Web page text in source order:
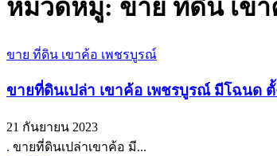
หมวดหมู่: ขาย ที่ดิน เข
ขาย ที่ดิน เขาค้อ เพชรบูรณ์
ขายที่ดินเปล่า เขาค้อ เพชรบูรณ์ มีโฉนด ตั้
21 กันยายน 2023
. ขายที่ดินเปล่าเขาค้อ มี...